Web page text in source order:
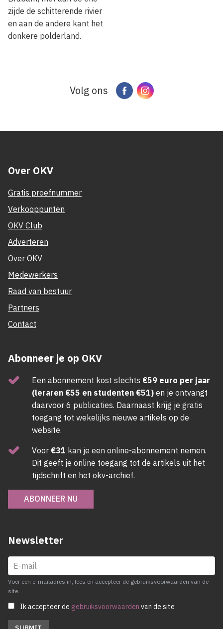
zijde de schitterende rivier
en aan de andere kant het
donkere polderland.
Volg ons FacebookInstagram
Over OKV
Gratis proefnummer
Verkooppunten
OKV Club
Adverteren
Over OKV
Medewerkers
Raad van bestuur
Partners
Contact
Abonneer je op OKV
Een abonnement kost slechts €59 euro per jaar
(leraren €55 en studenten €51) en je ontvangt
daarvoor 6 publicaties. Daarnaast krijg je gratis
toegang tot wekelijks nieuwe artikels op de
website.
Voor €31 kan je een online-abonnement nemen.
Dit geeft je online toegang tot de artikels uit het
tijdschrift en het okv-archief.
ABONNEER NU
Newsletter
Voer een e-mailadres in, lees en accepteer de gebruiksvoorwaarden van de
site.
Ik accepteer de gebruiksvoorwaarden van de site